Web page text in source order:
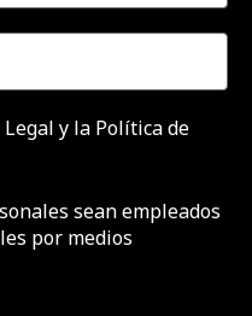
Legal y la Política de
sean empleados
por medios